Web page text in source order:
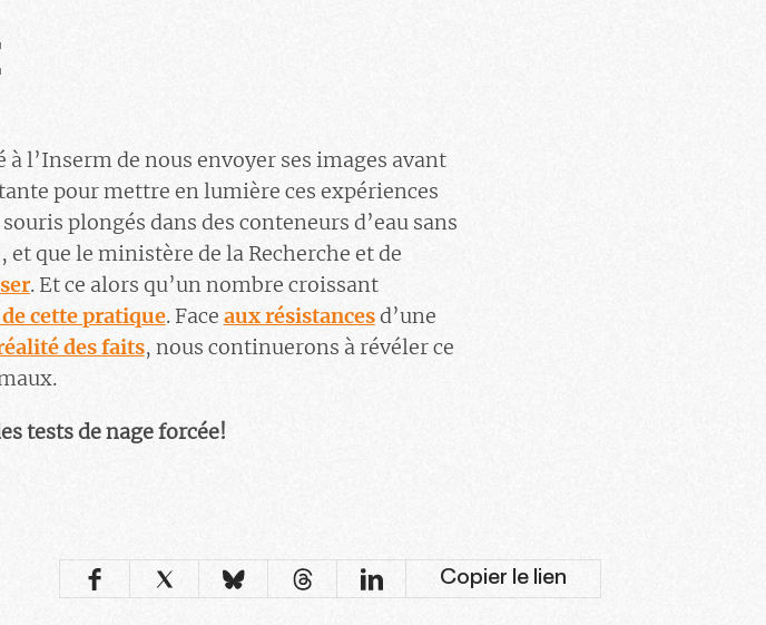
l’Inserm de nous envoyer ses images avant
pour mettre en lumière ces expériences
plongés dans des conteneurs d’eau sans
que le ministère de la Recherche et de
. Et ce alors qu’un nombre croissant
cette pratique. Face aux résistancesd’une
des faits, nous continuerons à révéler ce
tests de nage forcée!
Copier le lien